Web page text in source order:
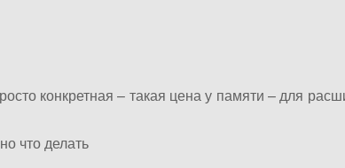
конкретная – такая цена у памяти – для
что делать